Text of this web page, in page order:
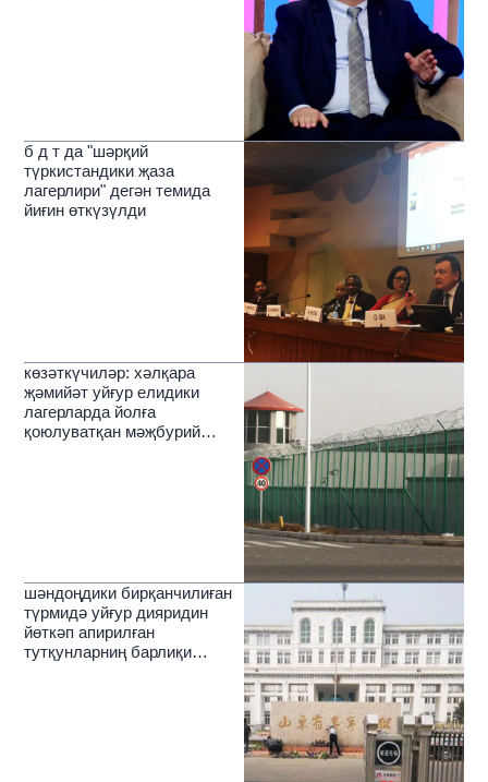
б д т да "шәрқий
түркистандики җаза
лагерлири" дегән темида
йиғин өткүзүлди
көзәткүчиләр: хәлқара
җәмийәт уйғур елидики
лагерларда йолға
қоюлуватқан мәҗбурий
шәндоңдики бирқанчилиған
түрмидә уйғур дияридин
йөткәп апирилған
тутқунларниң барлиқи